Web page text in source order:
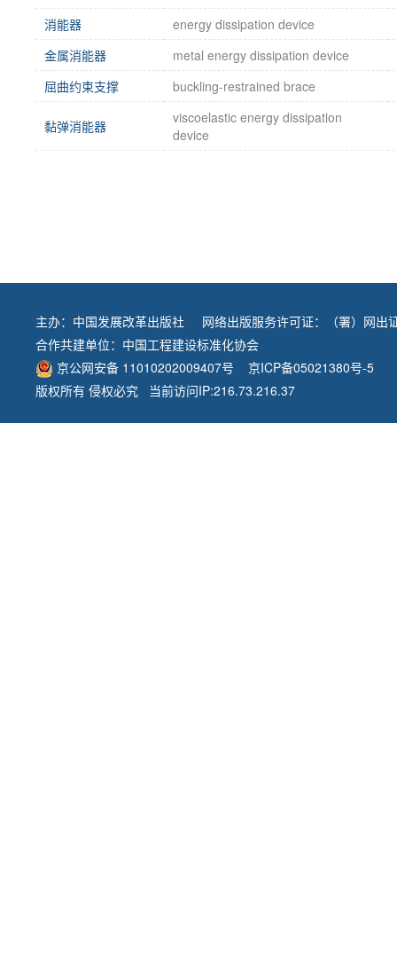
消能器
energy dissipation device
金属消能器
metal energy dissipation device
屈曲约束支撑
buckling-restrained brace
黏弹消能器
viscoelastic energy dissipation
device
主办： 中国发展改革出版社
网络出版服务许可证：（署）网出
合作共建单位： 中国工程建设标准化协会
京公网安备 11010202009407号
京ICP备05021380号-5
版权所有 侵权必究 当前访问IP:216.73.216.37